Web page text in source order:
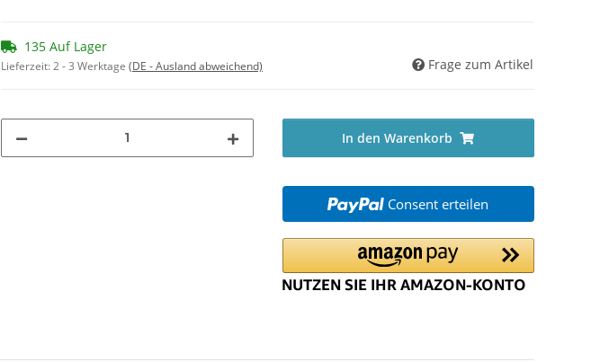
135 Auf Lager
Lieferzeit:2 - 3 Werktage (DE - Ausland abweichend) Frage zum Artikel
In den Warenkorb
Consent erteilen